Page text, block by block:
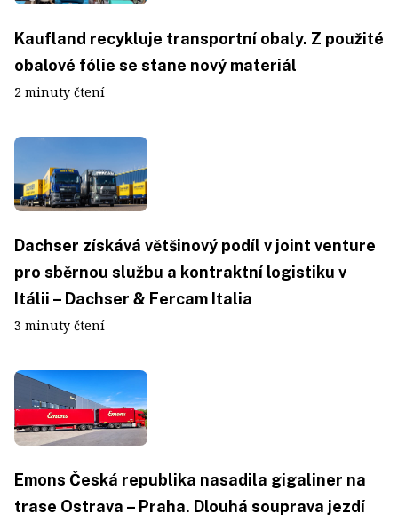
Kaufland recykluje transportní obaly. Z použité
obalové fólie se stane nový materiál
2 minuty čtení
Dachser získává většinový podíl v joint venture
pro sběrnou službu a kontraktní logistiku v
Itálii – Dachser & Fercam Italia
3 minuty čtení
Emons Česká republika nasadila gigaliner na
trase Ostrava – Praha. Dlouhá souprava jezdí